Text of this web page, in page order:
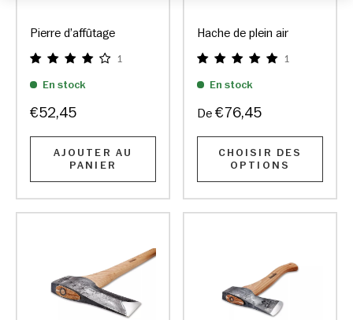
Pierre d’affûtage
1
En stock
€52,45
AJOUTER AU
PANIER
Hache de plein air
1
En stock
De €76,45
CHOISIR DES
OPTIONS